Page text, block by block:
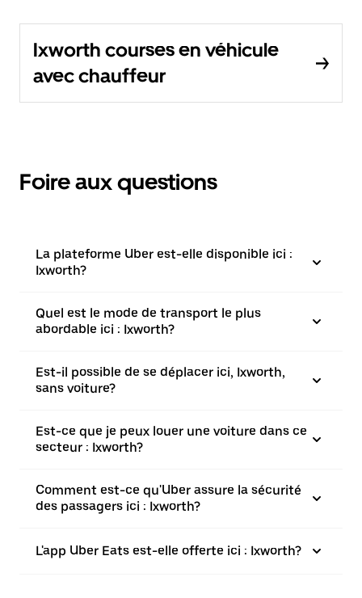
Ixworth courses en véhicule
avec chauffeur
Foire aux questions
La plateforme Uber est-elle disponible ici :
Ixworth?
Quel est le mode de transport le plus
abordable ici : Ixworth?
Est-il possible de se déplacer ici, Ixworth,
sans voiture?
Est-ce que je peux louer une voiture dans ce
secteur : Ixworth?
Comment est-ce qu'Uber assure la sécurité
des passagers ici : Ixworth?
L'app Uber Eats est-elle offerte ici : Ixworth?